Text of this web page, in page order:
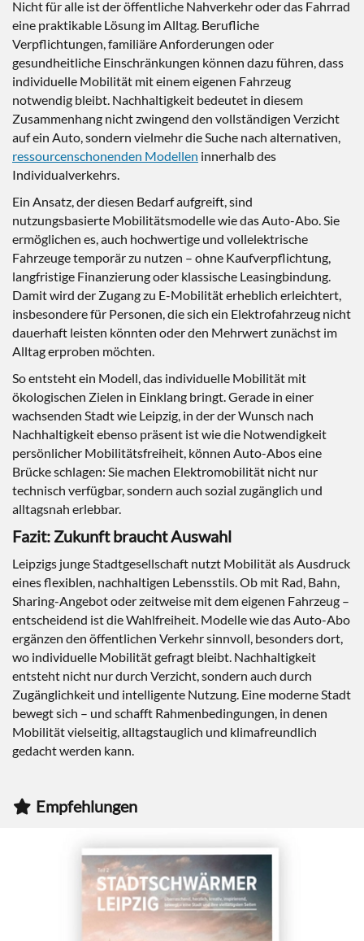
Nicht für alle ist der öffentliche Nahverkehr oder das Fahrrad
eine praktikable Lösung im Alltag. Berufliche
Verpflichtungen, familiäre Anforderungen oder
gesundheitliche Einschränkungen können dazu führen, dass
individuelle Mobilität mit einem eigenen Fahrzeug
notwendig bleibt. Nachhaltigkeit bedeutet in diesem
Zusammenhang nicht zwingend den vollständigen Verzicht
auf ein Auto, sondern vielmehr die Suche nach alternativen,
ressourcenschonenden Modellen innerhalb des
Individualverkehrs.
Ein Ansatz, der diesen Bedarf aufgreift, sind
nutzungsbasierte Mobilitätsmodelle wie das Auto-Abo. Sie
ermöglichen es, auch hochwertige und vollelektrische
Fahrzeuge temporär zu nutzen – ohne Kaufverpflichtung,
langfristige Finanzierung oder klassische Leasingbindung.
Damit wird der Zugang zu E-Mobilität erheblich erleichtert,
insbesondere für Personen, die sich ein Elektrofahrzeug nicht
dauerhaft leisten könnten oder den Mehrwert zunächst im
Alltag erproben möchten.
So entsteht ein Modell, das individuelle Mobilität mit
ökologischen Zielen in Einklang bringt. Gerade in einer
wachsenden Stadt wie Leipzig, in der der Wunsch nach
Nachhaltigkeit ebenso präsent ist wie die Notwendigkeit
persönlicher Mobilitätsfreiheit, können Auto-Abos eine
Brücke schlagen: Sie machen Elektromobilität nicht nur
technisch verfügbar, sondern auch sozial zugänglich und
alltagsnah erlebbar.
Fazit: Zukunft braucht Auswahl
Leipzigs junge Stadtgesellschaft nutzt Mobilität als Ausdruck
eines flexiblen, nachhaltigen Lebensstils. Ob mit Rad, Bahn,
Sharing-Angebot oder zeitweise mit dem eigenen Fahrzeug –
entscheidend ist die Wahlfreiheit. Modelle wie das Auto-Abo
ergänzen den öffentlichen Verkehr sinnvoll, besonders dort,
wo individuelle Mobilität gefragt bleibt. Nachhaltigkeit
entsteht nicht nur durch Verzicht, sondern auch durch
Zugänglichkeit und intelligente Nutzung. Eine moderne Stadt
bewegt sich – und schafft Rahmenbedingungen, in denen
Mobilität vielseitig, alltagstauglich und klimafreundlich
gedacht werden kann.
Empfehlungen